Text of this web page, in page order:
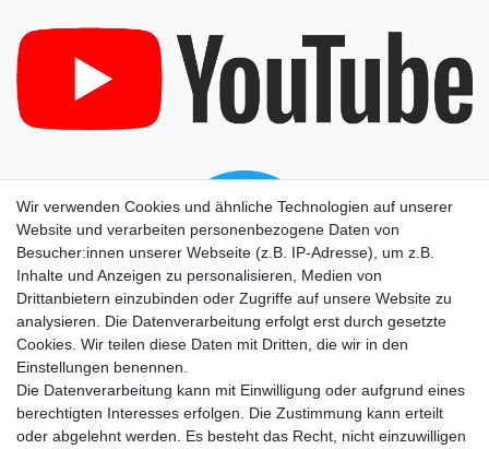
Wir verwenden Cookies und ähnliche Technologien auf unserer
Website und verarbeiten personenbezogene Daten von
Besucher:innen unserer Webseite (z.B. IP-Adresse), um z.B.
Inhalte und Anzeigen zu personalisieren, Medien von
Drittanbietern einzubinden oder Zugriffe auf unsere Website zu
analysieren. Die Datenverarbeitung erfolgt erst durch gesetzte
Cookies. Wir teilen diese Daten mit Dritten, die wir in den
Einstellungen benennen.
Die Datenverarbeitung kann mit Einwilligung oder aufgrund eines
berechtigten Interesses erfolgen. Die Zustimmung kann erteilt
oder abgelehnt werden. Es besteht das Recht, nicht einzuwilligen